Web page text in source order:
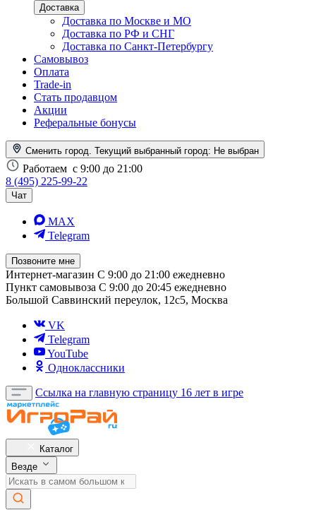
Доставка
Доставка по Москве и МО
Доставка по РФ и СНГ
Доставка по Санкт-Петербургу
Самовывоз
Оплата
Trade-in
Стать продавцом
Акции
Реферальные бонусы
Сменить город. Текущий выбранный город: Не выбран
Работаем с 9:00 до 21:00
8 (495) 225-99-22
Чат
MAX
Telegram
Позвоните мне
Интернет-магазин С 9:00 до 21:00 ежедневно
Пункт самовывоза С 9:00 до 20:45 ежедневно
Большой Саввинский переулок, 12с5, Москва
VK
Telegram
YouTube
Одноклассники
Ссылка на главную страницу 16 лет в игре
Каталог
Везде